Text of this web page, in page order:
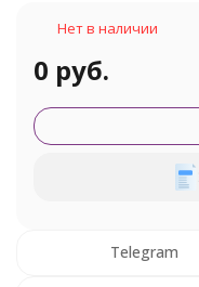
Нет в наличии
0 руб.
Telegram